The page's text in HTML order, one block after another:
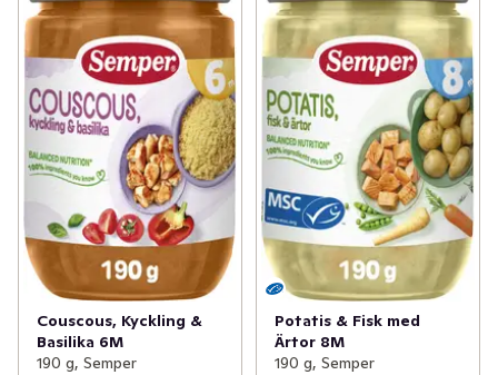
Couscous, Kyckling &
Basilika 6M
190 g, Semper
Potatis & Fisk med
Ärtor 8M
190 g, Semper